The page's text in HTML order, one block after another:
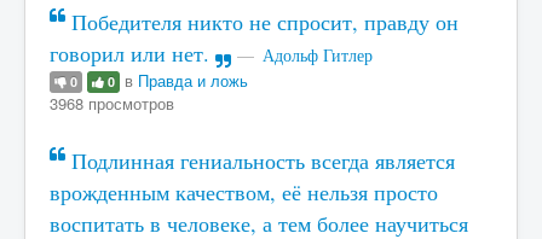
Победителя никто не спросит, правду он
говорил или нет.
Адольф Гитлер
0 0 в Правда и ложь
3968 просмотров
Подлинная гениальность всегда является
врожденным качеством, её нельзя просто
воспитать в человеке, а тем более научиться